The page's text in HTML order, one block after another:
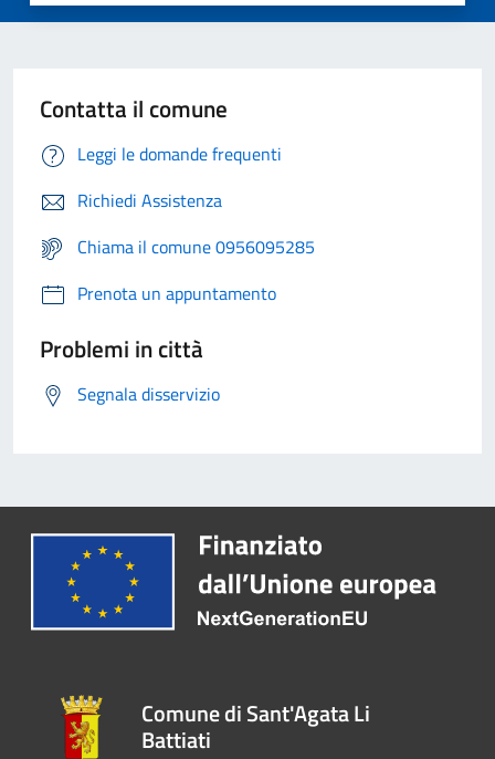
Contatta il comune
Leggi le domande frequenti
Richiedi Assistenza
Chiama il comune 0956095285
Prenota un appuntamento
Problemi in città
Segnala disservizio
Comune di Sant'Agata Li
Battiati